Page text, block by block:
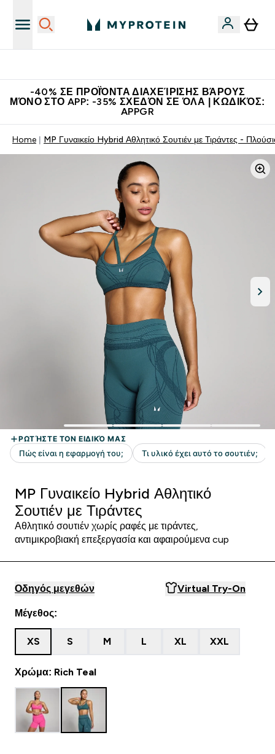
-40% ΣΕ ΠΡΟΪΌΝΤΑ ΔΙΑΧΕΊΡΙΣΗΣ ΒΆΡΟΥΣ
ΜΌΝΟ ΣΤΟ APP: -35% ΣΧΕΔΌΝ ΣΕ ΌΛΑ | ΚΩΔΙΚΌΣ:
APPGR
Home MP Γυναικείο Hybrid Αθλητικό Σουτιέν με Τιράντες -
MP Γυναικείο Hybrid Αθλητικό
Σουτιέν με Τιράντες
Αθλητικό σουτιέν χωρίς ραφές με τιράντες,
αντιμικροβιακή επεξεργασία και αφαιρούμενα cup
Οδηγός μεγεθών Virtual Try-On
Μέγεθος:
XS S M L XL XXL
Χρώμα: Rich Teal